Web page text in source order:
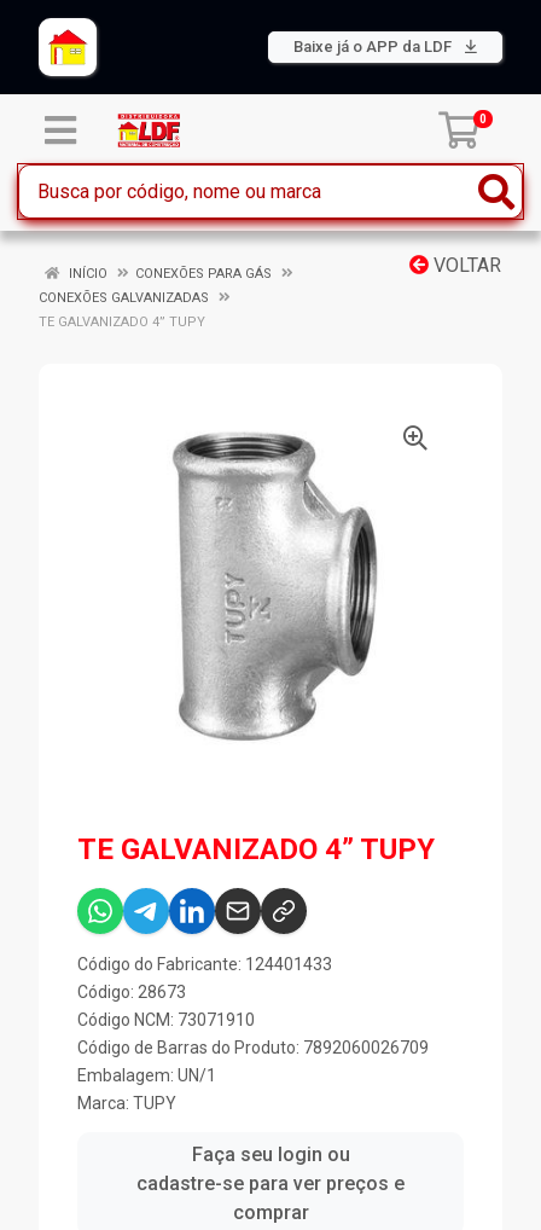
Baixe já o APP da LDF
0
VOLTAR
INÍCIO
CONEXÕES PARA GÁS
CONEXÕES GALVANIZADAS
TE GALVANIZADO 4” TUPY
TE GALVANIZADO 4” TUPY
Código do Fabricante: 124401433
Código: 28673
Código NCM: 73071910
Código de Barras do Produto: 7892060026709
Embalagem: UN/1
Marca: TUPY
Faça seu login ou
cadastre-se para ver preços e
comprar